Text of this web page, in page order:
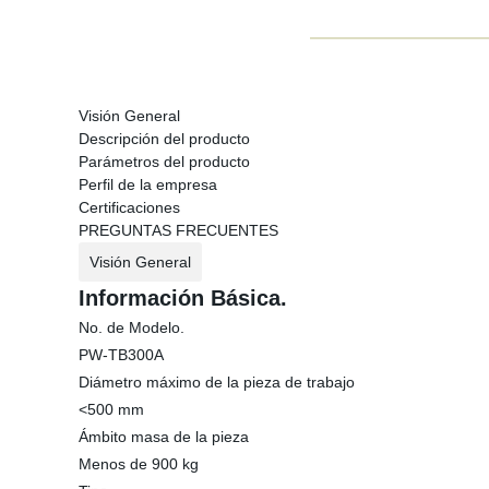
Visión General
Descripción del producto
Parámetros del producto
Perfil de la empresa
Certificaciones
PREGUNTAS FRECUENTES
Visión General
Información Básica.
No. de Modelo.
PW-TB300A
Diámetro máximo de la pieza de trabajo
<500 mm
Ámbito masa de la pieza
Menos de 900 kg